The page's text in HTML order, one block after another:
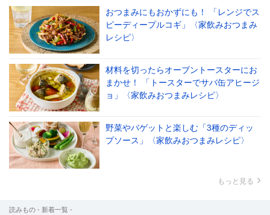
おつまみにもおかずにも！ 「レンジでス
ピーディープルコギ」〈家飲みおつまみ
レシピ〉
材料を切ったらオーブントースターにお
まかせ！ 「トースターでサバ缶アヒージ
ョ」〈家飲みおつまみレシピ〉
野菜やバゲットと楽しむ「3種のディッ
プソース」〈家飲みおつまみレシピ〉
もっと見る
読みもの - 新着一覧 -